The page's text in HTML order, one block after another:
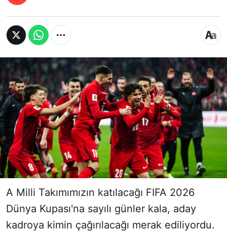
A Milli Takımımızın katılacağı FIFA 2026
Dünya Kupası'na sayılı günler kala, aday
kadroya kimin çağırılacağı merak ediliyordu.